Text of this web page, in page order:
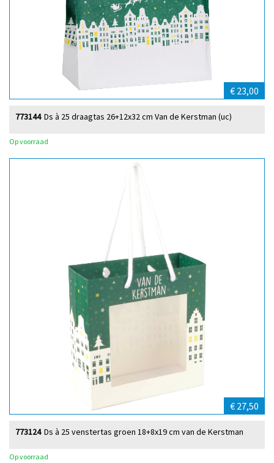
€ 23,00
Ds à 25 draagtas 26+12x32 cm Van de Kerstman (uc)
773144
Op voorraad
€ 27,50
Ds à 25 venstertas groen 18+8x19 cm van de Kerstman
773124
Op voorraad